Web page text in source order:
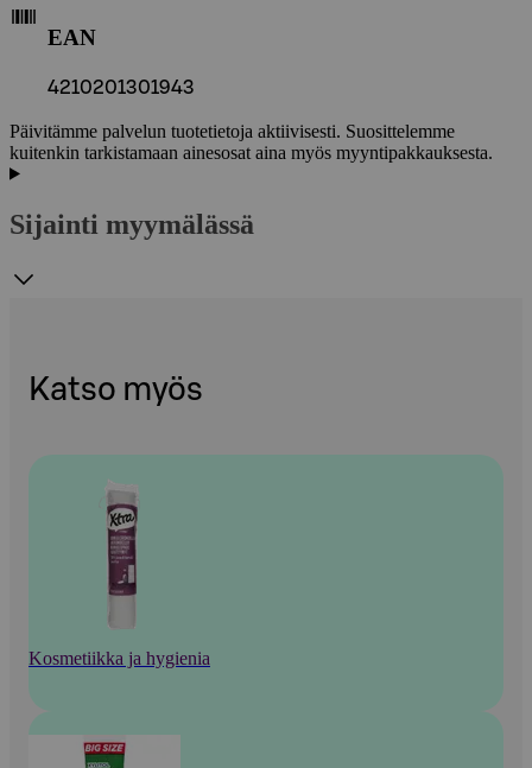
EAN
4210201301943
Päivitämme palvelun tuotetietoja aktiivisesti. Suosittelemme
kuitenkin tarkistamaan ainesosat aina myös myyntipakkauksesta.
Sijainti myymälässä
Katso myös
Kosmetiikka ja hygienia